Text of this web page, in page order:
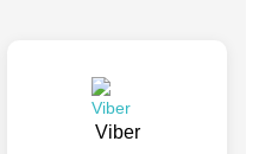
Viber